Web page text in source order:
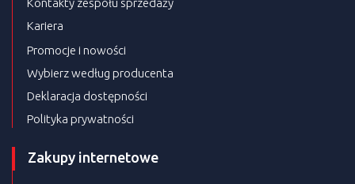
Kontakty zespołu sprzedaży
Kariera
Promocje i nowości
Wybierz według producenta
Deklaracja dostępności
Polityka prywatności
Zakupy internetowe